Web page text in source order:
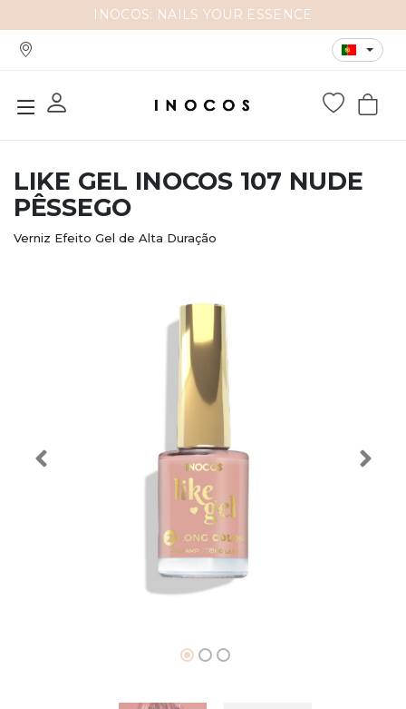
INOCOS: NAILS YOUR ESSENCE
LIKE GEL INOCOS 107 NUDE
PÊSSEGO
Verniz Efeito Gel de Alta Duração